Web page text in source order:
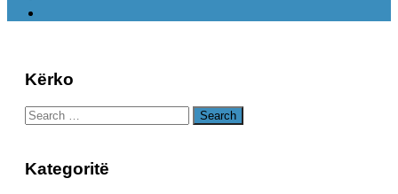
Kërko
Search
for:
Kategoritë